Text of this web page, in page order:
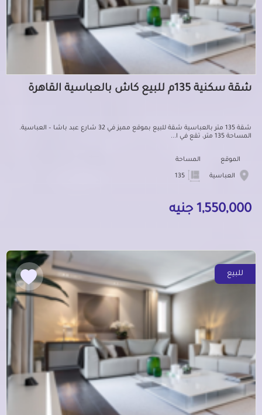
شقة سكنية 135م للبيع كاش بالعباسية القاهرة
شقة 135 متر بالعباسية شقة للبيع بموقع مميز في 32 شارع عبد باشا – العباسية.
المساحة 135 متر، تقع في ا...
الموقع
العباسية
المساحة
1,550,000 جنيه
للبيع